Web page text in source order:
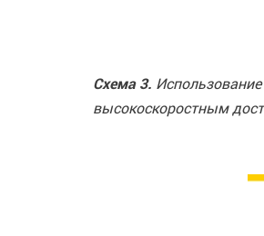
Схема 3.
высокоскоростным